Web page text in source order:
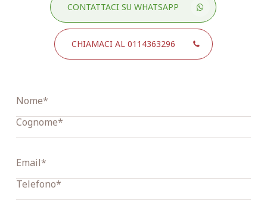
CONTATTACI SU WHATSAPP
CHIAMACI AL 0114363296